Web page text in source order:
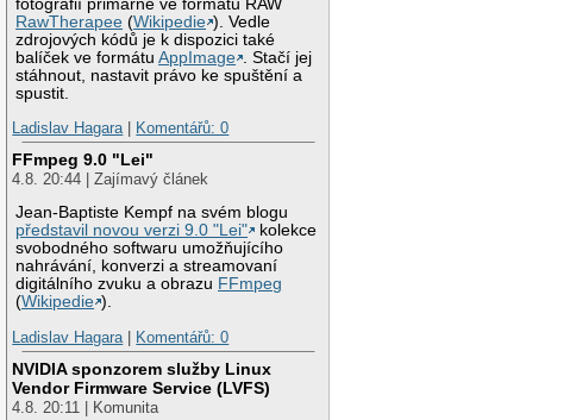
fotografií primárně ve formátů RAW
RawTherapee (Wikipedie ). Vedle
zdrojových kódů je k dispozici také
balíček ve formátuAppImage
. Stačí jej
stáhnout, nastavit právo ke spuštění a
spustit.
Ladislav Hagara| Komentářů: 0
FFmpeg 9.0 "Lei"
4.8. 20:44 | Zajímavý článek
Jean-Baptiste Kempf na svém blogu
představil novou verzi 9.0 "Lei"
kolekce
svobodného softwaru umožňujícího
nahrávání, konverzi a streamovaní
digitálního zvuku a obrazu FFmpeg
(Wikipedie ).
Ladislav Hagara| Komentářů: 0
NVIDIA sponzorem služby Linux
Vendor Firmware Service (LVFS)
4.8. 20:11 | Komunita